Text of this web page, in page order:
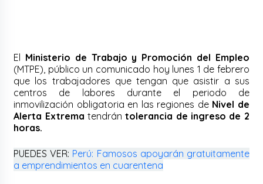
El Ministerio de Trabajo y Promoción del Empleo
(MTPE), público un comunicado hoy lunes 1 de febrero
que los trabajadores que tengan que asistir a sus
centros de labores durante el periodo de
inmovilización obligatoria en las regiones de Nivel de
Alerta Extrema tendrántolerancia de ingreso de 2
horas.
PUEDES VER: Perú: Famosos apoyarán gratuitamente
a emprendimientos en cuarentena